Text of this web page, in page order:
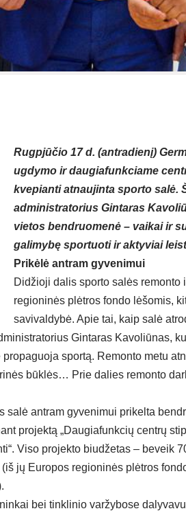
Rugpjūčio 17 d. (antradienį)
ugdymo ir daugiafunkciame
kvepianti atnaujinta sporto salė.
administratorius Gintaras
vietos bendruomenė – vaikai ir
galimybę sportuoti ir aktyviai
Prikėlė antram gyvenimui
Didžioji dalis sporto salės remonto
regioninės plėtros fondo lėšomis,
savivaldybė. Apie tai, kaip salė
Gintaras Kavoliūnas,
sportą. Remonto metu
būklės… Prie dalies remonto
salė antram gyvenimui prikelta
projektą „Daugiafunkcių centrų
Viso projekto biudžetas – beveik
jų Europos regioninės plėtros
bei tinklinio varžybose